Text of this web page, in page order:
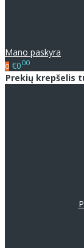
Mano paskyra
0 €000
Prekių krepšelis